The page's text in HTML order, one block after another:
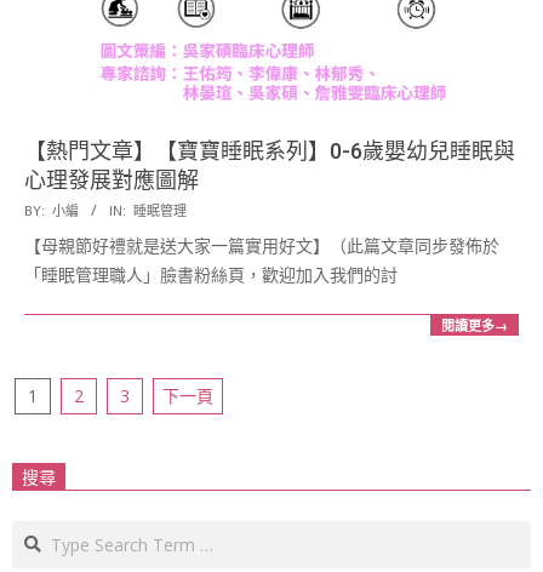
【熱門文章】【寶寶睡眠系列】0-6歲嬰幼兒睡眠與
心理發展對應圖解
2017-
05-
12
BY: 小編 IN: 睡眠管理
【母親節好禮就是送大家一篇實用好文】（此篇文章同步發佈於
「睡眠管理職人」臉書粉絲頁，歡迎加入我們的討
閱讀更多→
文
分
頁
1 2 3 下一頁
搜尋
Search